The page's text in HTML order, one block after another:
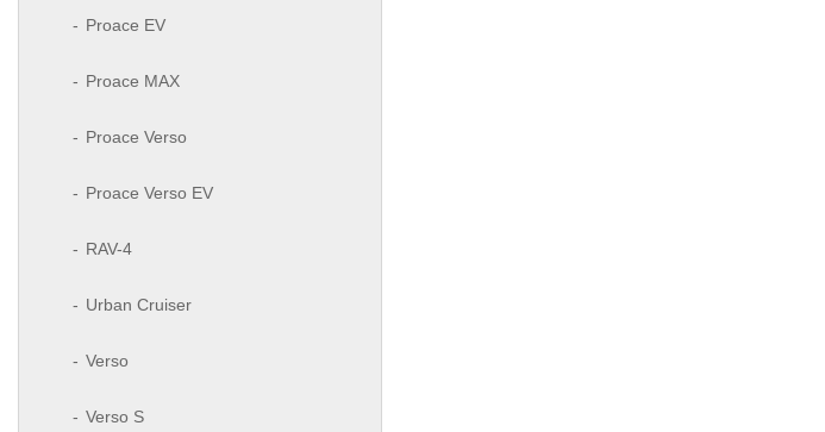
Proace EV
Proace MAX
Proace Verso
Proace Verso EV
RAV-4
Urban Cruiser
Verso
Verso S